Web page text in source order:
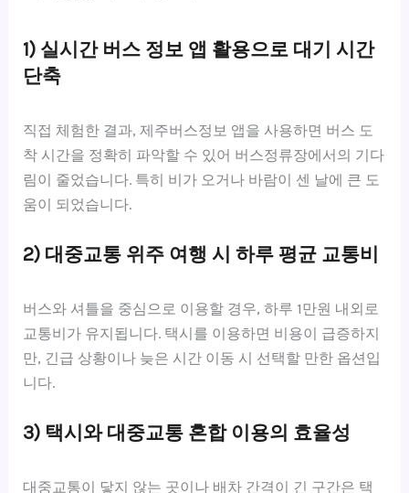
1) 실시간 버스 정보 앱 활용으로 대기 시간
단축
직접 체험한 결과, 제주버스정보 앱을 사용하면 버스 도
착 시간을 정확히 파악할 수 있어 버스정류장에서의 기다
림이 줄었습니다. 특히 비가 오거나 바람이 센 날에 큰 도
움이 되었습니다.
2) 대중교통 위주 여행 시 하루 평균 교통비
버스와 셔틀을 중심으로 이용할 경우, 하루 1만원 내외로
교통비가 유지됩니다. 택시를 이용하면 비용이 급증하지
만, 긴급 상황이나 늦은 시간 이동 시 선택할 만한 옵션입
니다.
3) 택시와 대중교통 혼합 이용의 효율성
대중교통이 닿지 않는 곳이나 배차 간격이 긴 구간은 택